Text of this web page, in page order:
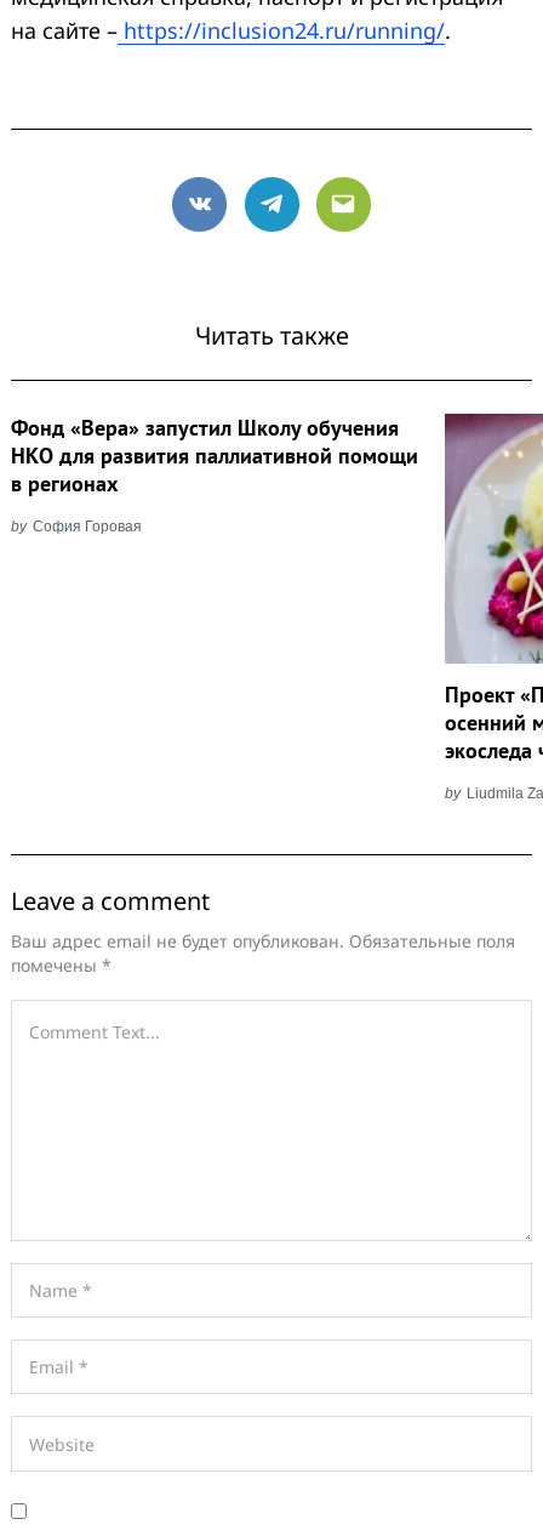
на сайте – https://inclusion24.ru/running/.
VK Telegram
Email
Читать также
Фонд «Вера» запустил Школу обучения
НКО для развития паллиативной помощи
в регионах
by София Горовая
Проект
осенний
экоследа
by Liudmila
Leave a comment
Ваш адрес email не будет опубликован. Обязательные поля
помечены *